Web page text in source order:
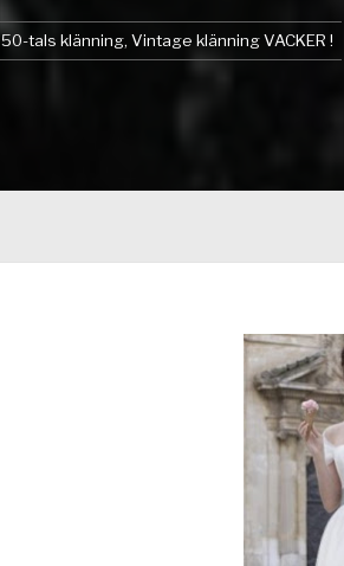
50-tals klänning, Vintage klänning VACKER !